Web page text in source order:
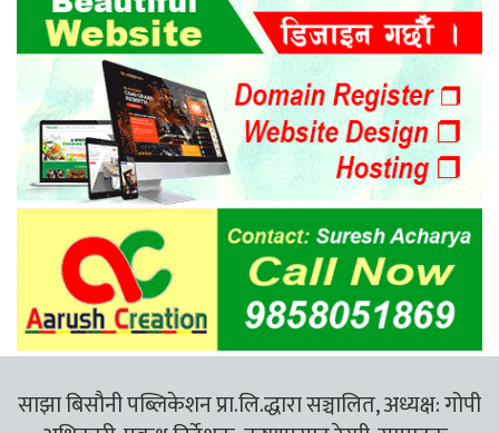
साझा बिसौनी पब्लिकेशन प्रा.लि.द्धारा सञ्चालित, अध्यक्ष: गोपी